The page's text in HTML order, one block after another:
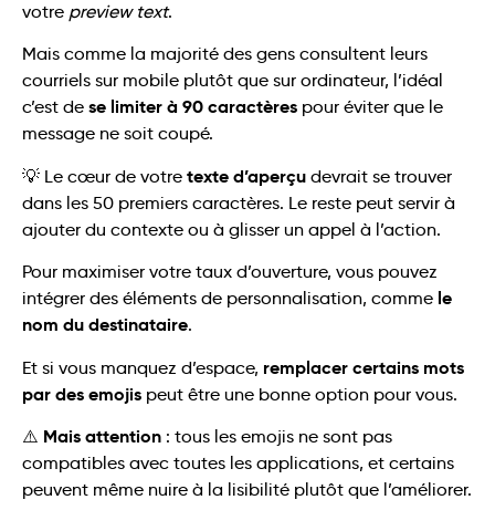
votre preview text.
Mais comme la majorité des gens consultent leurs
courriels sur mobile plutôt que sur ordinateur, l’idéal
c’est de se limiter à 90 caractères pour éviter que le
message ne soit coupé.
💡 Le cœur de votre texte d’aperçu devrait se trouver
dans les 50 premiers caractères. Le reste peut servir à
ajouter du contexte ou à glisser un appel à l’action.
Pour maximiser votre taux d’ouverture, vous pouvez
intégrer des éléments de personnalisation, comme le
nom du destinataire.
Et si vous manquez d’espace, remplacer certains mots
par des emojis peut être une bonne option pour vous.
⚠️ Mais attention : tous les emojis ne sont pas
compatibles avec toutes les applications, et certains
peuvent même nuire à la lisibilité plutôt que l’améliorer.